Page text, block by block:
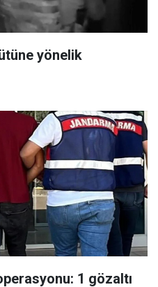
yönelik
1 gözaltı